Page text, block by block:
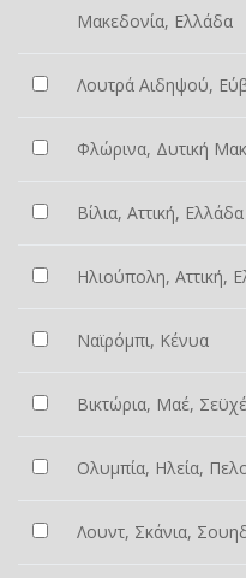
Μακεδονία, Ελλάδα
Λουτρά Αιδηψού,
Φλώρινα, Δυτική
Βίλια, Αττική, Ελλάδα
Ηλιούπολη, Αττική,
Ναϊρόμπι, Κένυα
Βικτώρια, Μαέ,
Ολυμπία, Ηλεία,
Λουντ, Σκάνια,